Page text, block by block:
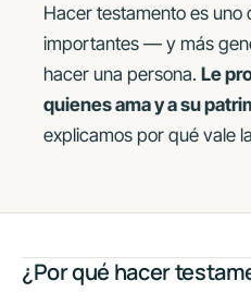
Hacer testamento es uno
importantes — y más
hacer una persona. Le
quienes ama y a su
explicamos por qué vale
¿Por qué hacer